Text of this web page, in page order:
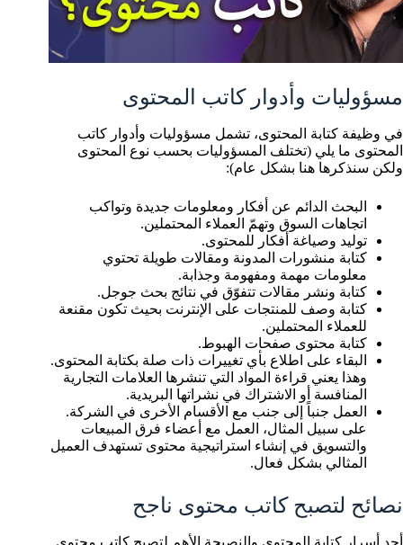
مسؤوليات وأدوار كاتب المحتوى
في وظيفة كتابة المحتوى، تشمل مسؤوليات وأدوار كاتب
المحتوى ما يلي (تختلف المسؤوليات بحسب نوع المحتوى
ولكن سنذكرها هنا بشكل عام):
البحث الدائم عن أفكار ومعلومات جديدة وتواكب
اتجاهات السوق وتهمّ العملاء المحتملين.
توليد وصياغة أفكار للمحتوى.
كتابة منشورات المدونة ومقالات طويلة تحتوي
معلومات مهمة ومفهومة وجذابة.
كتابة ونشر مقالات تتفوّق في نتائج بحث جوجل.
كتابة وصف للمنتجات على الإنترنت بحيث تكون مقنعة
للعملاء المحتملين.
كتابة محتوى صفحات الهبوط.
البقاء على اطلاع بأي تغييرات ذات صلة بكتابة المحتوى.
وهذا يعني قراءة المواد التي تنشرها العلامات التجارية
المنافسة أو الاشتراك في نشراتها البريدية.
العمل جنباً إلى جنب مع الأقسام الأخرى في الشركة.
على سبيل المثال، العمل مع أعضاء فرق المبيعات
والتسويق في إنشاء استراتيجية محتوى تستهدف العميل
المثالي بشكل فعال.
نصائح لتصبح كاتب محتوى ناجح